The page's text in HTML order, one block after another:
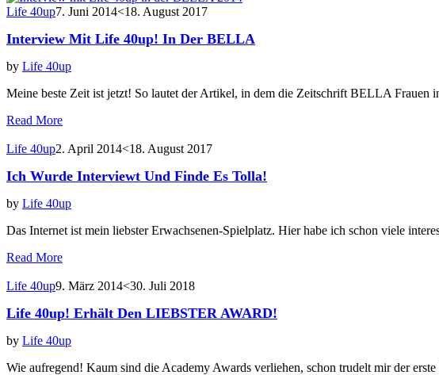
Life 40up7. Juni 2014<18. August 2017
Interview Mit Life 40up! In Der BELLA
by Life 40up
Meine beste Zeit ist jetzt! So lautet der Artikel, in dem die Zeitschrift BELLA
Read More
Life 40up2. April 2014<18. August 2017
Ich Wurde Interviewt Und Finde Es Tolla!
by Life 40up
Das Internet ist mein liebster Erwachsenen-Spielplatz. Hier habe ich schon viele
Read More
Life 40up9. März 2014<30. Juli 2018
Life 40up! Erhält Den LIEBSTER AWARD!
by Life 40up
Wie aufregend! Kaum sind die Academy Awards verliehen, schon trudelt mir der